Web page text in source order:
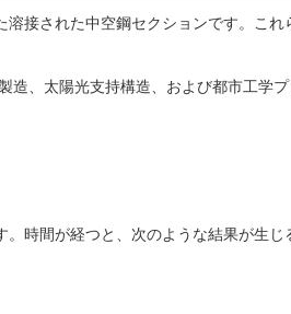
接された中空鋼セクションです。こ
、太陽光支持構造、および都市工学
時間が経つと、次のような結果が生じ